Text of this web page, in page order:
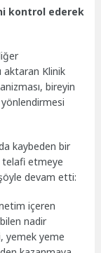
kontrol ederek
aktaran Klinik
bireyin
kaybeden bir
telafi etmeye
devam etti:
içeren
nadir
yemek yeme